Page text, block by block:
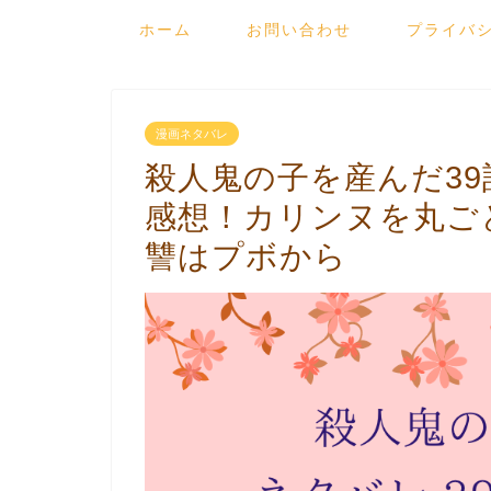
ホーム お問い合わせ プライバ
漫画ネタバレ
殺人鬼の子を産んだ
感想！カリンヌを丸
讐はプボから